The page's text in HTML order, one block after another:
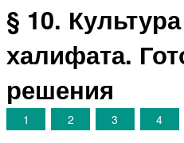
§ 10.
халифата.
решения
1 2 3 4